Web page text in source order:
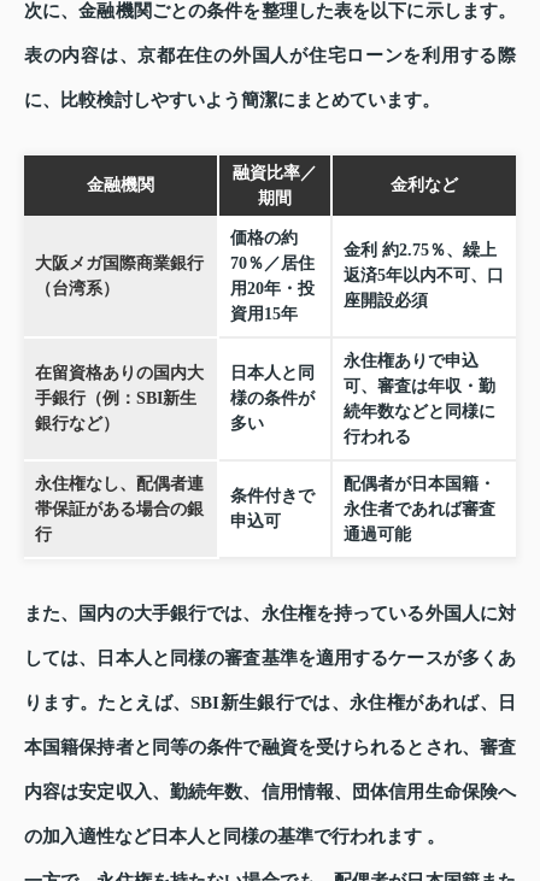
次に、金融機関ごとの条件を整理した表を以下に示します。
表の内容は、京都在住の外国人が住宅ローンを利用する際
に、比較検討しやすいよう簡潔にまとめています。
金融機関
融資比率／
期間
金利など
大阪メガ国際商業銀行
（台湾系）
価格の約
70％／居住
用20年・投
資用15年
金利 約2.75％、繰上
返済5年以内不可、口
座開設必須
在留資格ありの国内大
手銀行（例：SBI新生
銀行など）
日本人と同
様の条件が
多い
永住権ありで申込
可、審査は年収・勤
続年数などと同様に
行われる
永住権なし、配偶者連
帯保証がある場合の銀
行
条件付きで
申込可
配偶者が日本国籍・
永住者であれば審査
通過可能
また、国内の大手銀行では、永住権を持っている外国人に対
しては、日本人と同様の審査基準を適用するケースが多くあ
ります。たとえば、SBI新生銀行では、永住権があれば、日
本国籍保持者と同等の条件で融資を受けられるとされ、審査
内容は安定収入、勤続年数、信用情報、団体信用生命保険へ
の加入適性など日本人と同様の基準で行われます 。